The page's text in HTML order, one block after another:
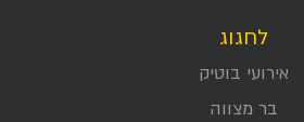
לחגוג
אירועי בוטיק
בר מצווה